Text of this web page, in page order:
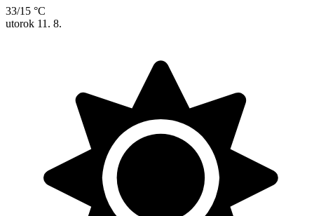
33/15 °C
utorok 11. 8.